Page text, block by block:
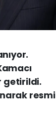
getirildi.
resmi